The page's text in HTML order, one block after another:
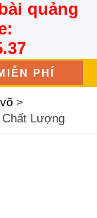
quảng
PHÍ
Lượng